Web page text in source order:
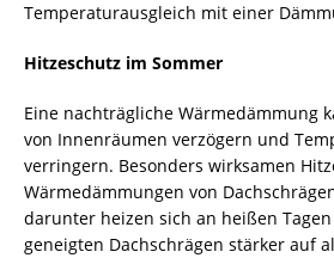
Temperaturausgleich mit einer
Hitzeschutz im Sommer
Eine nachträgliche Wärmedämmung
von Innenräumen verzögern und
verringern. Besonders wirksamen
Wärmedämmungen von
darunter heizen sich an heißen
geneigten Dachschrägen stärker auf